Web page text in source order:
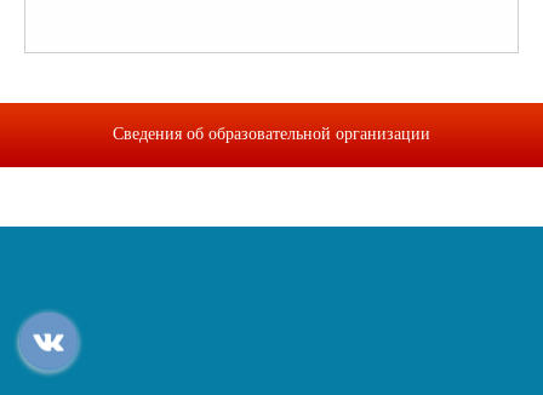
Сведения об образовательной организации